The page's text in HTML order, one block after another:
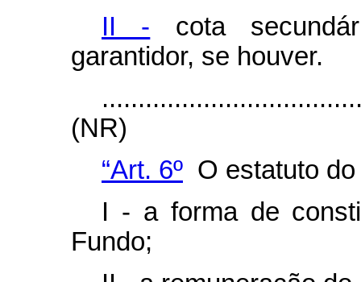
II - cota
garantidor, se houver.
(NR)
“Art. 6º O estatuto
I - a forma de
Fundo;